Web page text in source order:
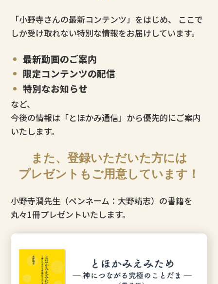
「小野寺さんの最新コンテンツ」をはじめ、
ここで
しか受け取れない特別な情報をお届けしています。
最新動画のご案内
限定コンテンツの配信
特別なお知らせ
など、
今後の情報は「とほかみ通信」から優先的にご案内
いたします。
また、登録いただいた方には
プレゼントもご用意しています！
小野寺潤先生（ペンネーム：大野靖志）の書籍を
丸々1冊プレゼントいたします。